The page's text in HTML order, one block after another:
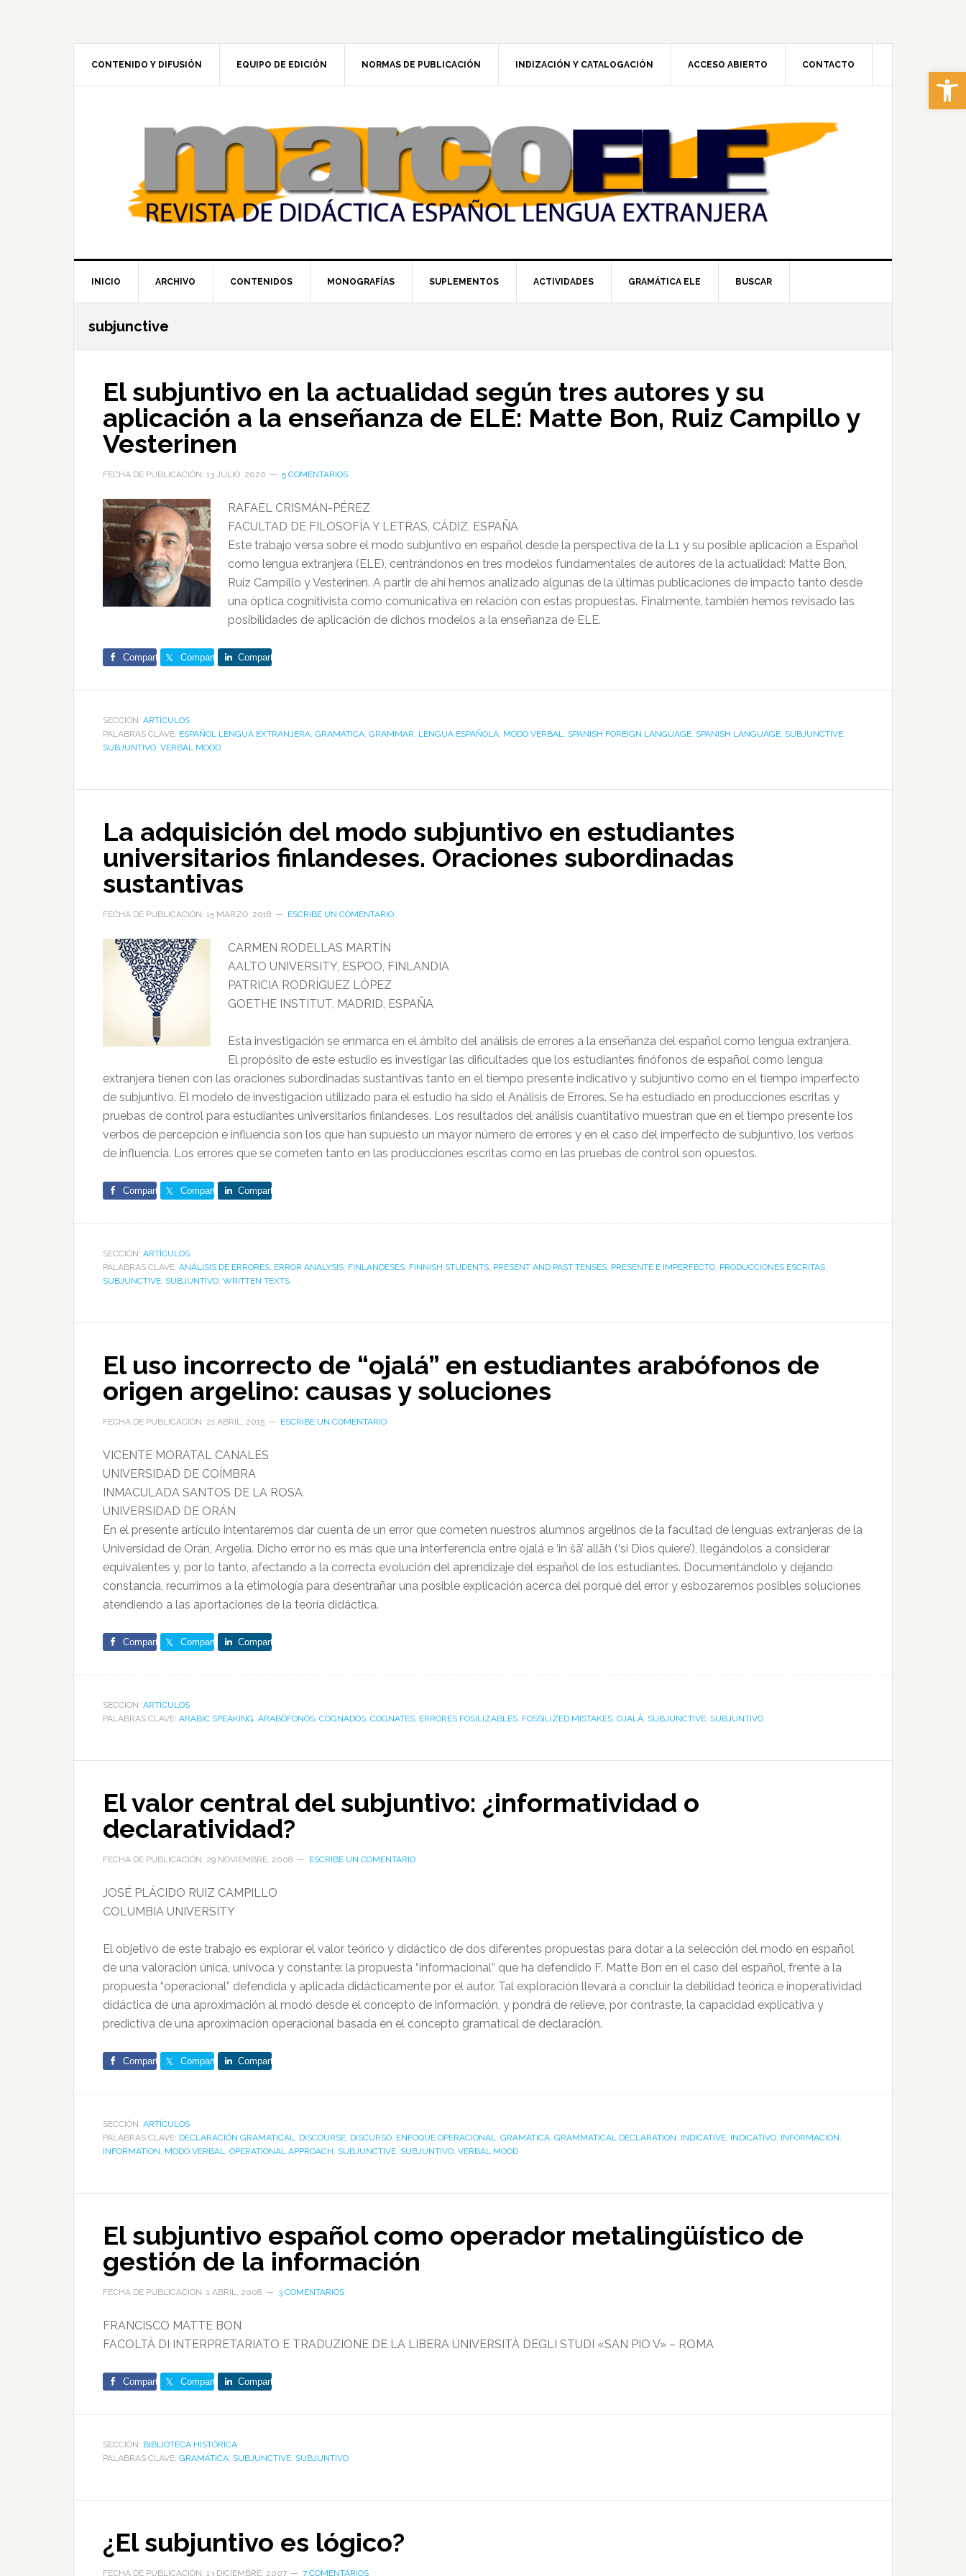
Abrir
CONTENIDO Y DIFUSIÓN EQUIPO DE EDICIÓN NORMAS DE PUBLICACIÓN INDIZACIÓN Y CATALOGACIÓN ACCESO ABIERTO CONTACTO
INICIO ARCHIVO CONTENIDOS MONOGRAFÍAS SUPLEMENTOS ACTIVIDADES GRAMÁTICA ELE BUSCAR
subjunctive
El subjuntivo en la actualidad según tres autores y su
aplicación a la enseñanza de ELE: Matte Bon, Ruiz Campillo y
Vesterinen
FECHA DE PUBLICACIÓN: 13 JULIO, 2020 5 COMENTARIOS
RAFAEL CRISMÁN-PÉREZ
FACULTAD DE FILOSOFÍA Y LETRAS, CÁDIZ, ESPAÑA
Este trabajo versa sobre el modo subjuntivo en español desde la perspectiva de la L1 y su posible aplicación a Español
como lengua extranjera (ELE), centrándonos en tres modelos fundamentales de autores de la actualidad: Matte Bon,
Ruiz Campillo y Vesterinen. A partir de ahí hemos analizado algunas de la últimas publicaciones de impacto tanto desde
una óptica cognitivista como comunicativa en relación con estas propuestas. Finalmente, también hemos revisado las
posibilidades de aplicación de dichos modelos a la enseñanza de ELE.
Comparte Comparte Comparte
SECCIÓN: ARTÍCULOS
PALABRAS CLAVE: ESPAÑOL LENGUA EXTRANJERA, GRAMÁTICA, GRAMMAR, LENGUA ESPAÑOLA, MODO VERBAL, SPANISH FOREIGN LANGUAGE, SPANISH LANGUAGE, SUBJUNCTIVE,
SUBJUNTIVO, VERBAL MOOD
La adquisición del modo subjuntivo en estudiantes
universitarios finlandeses. Oraciones subordinadas
sustantivas
FECHA DE PUBLICACIÓN: 15 MARZO, 2018 ESCRIBE UN COMENTARIO
CARMEN RODELLAS MARTÍN
AALTO UNIVERSITY, ESPOO, FINLANDIA
PATRICIA RODRÍGUEZ LÓPEZ
GOETHE INSTITUT, MADRID, ESPAÑA
Esta investigación se enmarca en el ámbito del análisis de errores a la enseñanza del español como lengua extranjera.
El propósito de este estudio es investigar las dificultades que los estudiantes finófonos de español como lengua
extranjera tienen con las oraciones subordinadas sustantivas tanto en el tiempo presente indicativo y subjuntivo como en el tiempo imperfecto
de subjuntivo. El modelo de investigación utilizado para el estudio ha sido el Análisis de Errores. Se ha estudiado en producciones escritas y
pruebas de control para estudiantes universitarios finlandeses. Los resultados del análisis cuantitativo muestran que en el tiempo presente los
verbos de percepción e influencia son los que han supuesto un mayor número de errores y en el caso del imperfecto de subjuntivo, los verbos
de influencia. Los errores que se cometen tanto en las producciones escritas como en las pruebas de control son opuestos.
Comparte Comparte Comparte
SECCIÓN: ARTÍCULOS
PALABRAS CLAVE: ANÁLISIS DE ERRORES, ERROR ANALYSIS, FINLANDESES, FINNISH STUDENTS, PRESENT AND PAST TENSES, PRESENTE E IMPERFECTO, PRODUCCIONES ESCRITAS,
SUBJUNCTIVE, SUBJUNTIVO, WRITTEN TEXTS
El uso incorrecto de “ojalá” en estudiantes arabófonos de
origen argelino: causas y soluciones
FECHA DE PUBLICACIÓN: 21 ABRIL, 2015 ESCRIBE UN COMENTARIO
VICENTE MORATAL CANALES
UNIVERSIDAD DE COÍMBRA
INMACULADA SANTOS DE LA ROSA
UNIVERSIDAD DE ORÁN
En el presente artículo intentaremos dar cuenta de un error que cometen nuestros alumnos argelinos de la facultad de lenguas extranjeras de la
Universidad de Orán, Argelia. Dicho error no es más que una interferencia entre ojalá e ‘in šā’ allāh (‘si Dios quiere’), llegándolos a considerar
equivalentes y, por lo tanto, afectando a la correcta evolución del aprendizaje del español de los estudiantes. Documentándolo y dejando
constancia, recurrimos a la etimología para desentrañar una posible explicación acerca del porqué del error y esbozaremos posibles soluciones
atendiendo a las aportaciones de la teoría didáctica.
Comparte Comparte Comparte
SECCIÓN: ARTÍCULOS
PALABRAS CLAVE: ARABIC SPEAKING, ARABÓFONOS, COGNADOS, COGNATES, ERRORES FOSILIZABLES, FOSSILIZED MISTAKES, OJALÁ, SUBJUNCTIVE, SUBJUNTIVO
El valor central del subjuntivo: ¿informatividad o
declaratividad?
FECHA DE PUBLICACIÓN: 29 NOVIEMBRE, 2008 ESCRIBE UN COMENTARIO
JOSÉ PLÁCIDO RUIZ CAMPILLO
COLUMBIA UNIVERSITY
El objetivo de este trabajo es explorar el valor teórico y didáctico de dos diferentes propuestas para dotar a la selección del modo en español
de una valoración única, unívoca y constante: la propuesta “informacional” que ha defendido F. Matte Bon en el caso del español, frente a la
propuesta “operacional” defendida y aplicada didácticamente por el autor. Tal exploración llevará a concluir la debilidad teórica e inoperatividad
didáctica de una aproximación al modo desde el concepto de información, y pondrá de relieve, por contraste, la capacidad explicativa y
predictiva de una aproximación operacional basada en el concepto gramatical de declaración.
Comparte Comparte Comparte
SECCIÓN: ARTÍCULOS
PALABRAS CLAVE: DECLARACIÓN GRAMATICAL, DISCOURSE, DISCURSO, ENFOQUE OPERACIONAL, GRAMÁTICA, GRAMMATICAL DECLARATION, INDICATIVE, INDICATIVO, INFORMACIÓN,
INFORMATION, MODO VERBAL, OPERATIONAL APPROACH, SUBJUNCTIVE, SUBJUNTIVO, VERBAL MOOD
El subjuntivo español como operador metalingüístico de
gestión de la información
FECHA DE PUBLICACIÓN: 1 ABRIL, 2008 3 COMENTARIOS
FRANCISCO MATTE BON
FACOLTÀ DI INTERPRETARIATO E TRADUZIONE DE LA LIBERA UNIVERSITÀ DEGLI STUDI «SAN PIO V» – ROMA
Comparte Comparte Comparte
SECCIÓN: BIBLIOTECA HISTÓRICA
PALABRAS CLAVE: GRAMÁTICA, SUBJUNCTIVE, SUBJUNTIVO
¿El subjuntivo es lógico?
FECHA DE PUBLICACIÓN: 13 DICIEMBRE, 2007 7 COMENTARIOS